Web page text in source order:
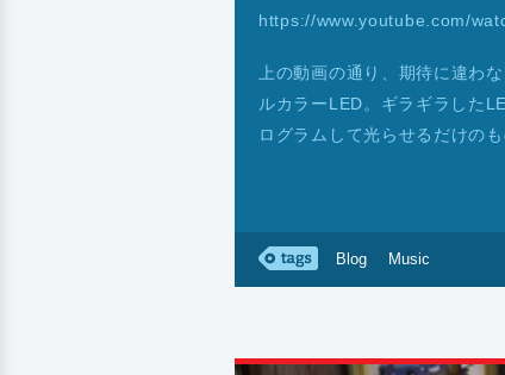
https://www.youtube.com/
上の動画の通り、期待に違わ
ルカラーLED。ギラギラした
ログラムして光らせるだけのも
Blog Music